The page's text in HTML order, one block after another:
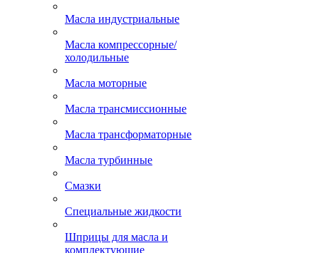
Масла индустриальные
Масла компрессорные/
холодильные
Масла моторные
Масла трансмиссионные
Масла трансформаторные
Масла турбинные
Смазки
Специальные жидкости
Шприцы для масла и
комплектующие